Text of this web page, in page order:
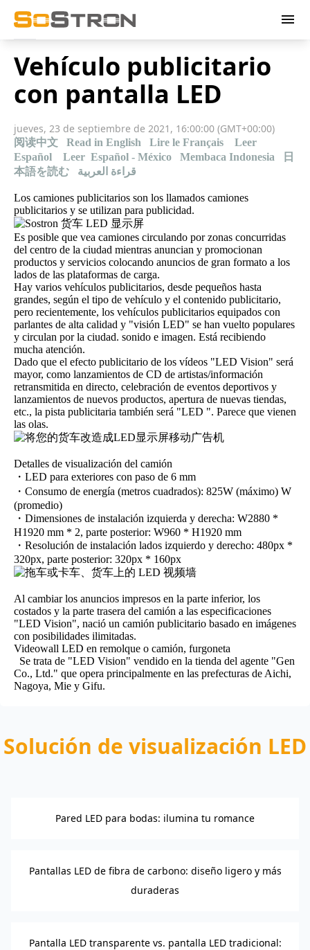
menu
Vehículo publicitario
con pantalla LED
jueves, 23 de septiembre de 2021, 16:00:00 (GMT+00:00)
阅读中文 Read in English Lire le Français
Leer
Español
Leer Español - México Membaca Indonesia
日
本語を読む
قراءة العربية
Los camiones publicitarios son los llamados camiones
publicitarios y se utilizan para publicidad.
Es posible que vea camiones circulando por zonas concurridas
del centro de la ciudad mientras anuncian y promocionan
productos y servicios colocando anuncios de gran formato a los
lados de las plataformas de carga.
Hay varios vehículos publicitarios, desde pequeños hasta
grandes, según el tipo de vehículo y el contenido publicitario,
pero recientemente, los vehículos publicitarios equipados con
parlantes de alta calidad y "visión LED" se han vuelto populares
y circulan por la ciudad. sonido e imagen. Está recibiendo
mucha atención.
Dado que el efecto publicitario de los vídeos "LED Vision" será
mayor, como lanzamientos de CD de artistas/información
retransmitida en directo, celebración de eventos deportivos y
lanzamientos de nuevos productos, apertura de nuevas tiendas,
etc., la pista publicitaria también será "LED ". Parece que vienen
las olas.
Detalles de visualización del camión
・LED para exteriores con paso de 6 mm
・Consumo de energía (metros cuadrados): 825W (máximo) W
(promedio)
・Dimensiones de instalación izquierda y derecha: W2880 *
H1920 mm * 2, parte posterior: W960 * H1920 mm
・Resolución de instalación lados izquierdo y derecho: 480px *
320px, parte posterior: 320px * 160px
Al cambiar los anuncios impresos en la parte inferior, los
costados y la parte trasera del camión a las especificaciones
"LED Vision", nació un camión publicitario basado en imágenes
con posibilidades ilimitadas.
Videowall LED en remolque o camión, furgoneta
Se trata de "LED Vision" vendido en la tienda del agente "Gen
Co., Ltd." que opera principalmente en las prefecturas de Aichi,
Nagoya, Mie y Gifu.
Solución de visualización LED
Pared LED para bodas: ilumina tu romance
Pantallas LED de fibra de carbono: diseño ligero y más
duraderas
Pantalla LED transparente vs. pantalla LED tradicional: